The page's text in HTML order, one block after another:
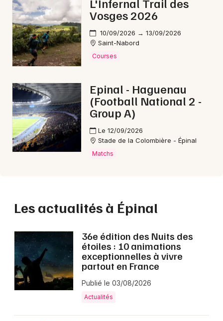
Vosges 2026
10/09/2026 → 13/09/2026
Saint-Nabord
Courses
Epinal - Haguenau
(Football National 2 -
Group A)
Le 12/09/2026
Stade de la Colombière - Épinal
Matchs
Les actualités à Épinal
36e édition des Nuits des
étoiles : 10 animations
exceptionnelles à vivre
partout en France
Publié le 03/08/2026
Actualités